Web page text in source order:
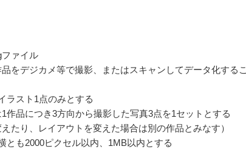
ァイル
をデジカメ等で撮影、またはスキャンしてデータ化するこ
ラスト1点のみとする
作品につき3方向から撮影した写真3点を1セットとする
えたり、レイアウトを変えた場合は別の作品とみなす）
とも2000ピクセル以内、1MB以内とする